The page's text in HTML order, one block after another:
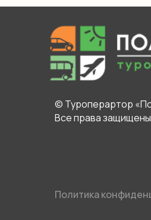
© Туроперартор
Все права
Политика